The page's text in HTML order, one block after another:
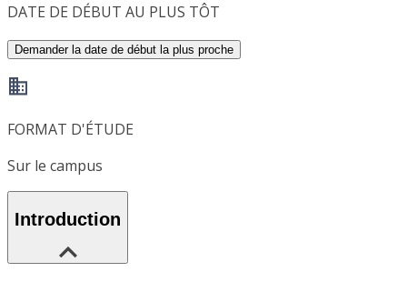
DATE DE DÉBUT AU PLUS TÔT
Demander la date de début la plus proche
FORMAT D'ÉTUDE
Sur le campus
Introduction